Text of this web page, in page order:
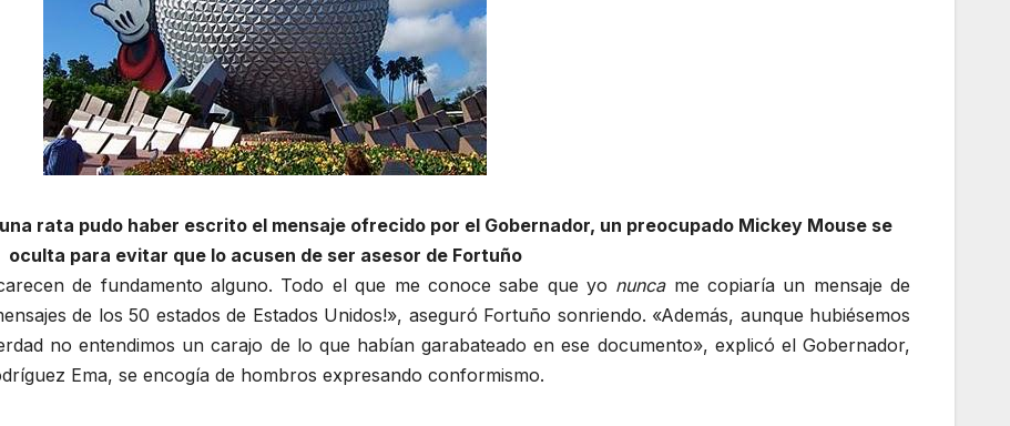
rata pudo haber escrito el mensaje ofrecido por el Gobernador, un preocupado Mickey Mouse se
oculta para evitar que lo acusen de ser asesor de Fortuño
de fundamento alguno. Todo el que me conoce sabe que yo nuncame copiaría un mensaje de
de los 50 estados de Estados Unidos!», aseguró Fortuño sonriendo. «Además, aunque hubiésemos
no entendimos un carajo de lo que habían garabateado en ese documento», explicó el Gobernador,
Ema, se encogía de hombros expresando conformismo.